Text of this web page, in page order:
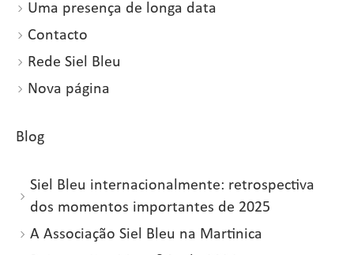
Uma presença de longa data
Contacto
Rede Siel Bleu
Nova página
Blog
Siel Bleu internacionalmente: retrospectiva
dos momentos importantes de 2025
A Associação Siel Bleu na Martinica